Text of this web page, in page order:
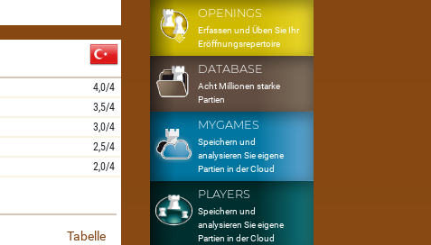
4,0/4
3,5/4
3,0/4
2,5/4
2,0/4
Tabelle
OPENINGS
Erfassen und Üben Sie Ihr
Eröffnungsrepertoire
DATABASE
Acht Millionen starke
Partien
MYGAMES
Speichern und
analysieren Sie eigene
Partien in der Cloud
PLAYERS
Speichern und
analysieren Sie eigene
Partien in der Cloud